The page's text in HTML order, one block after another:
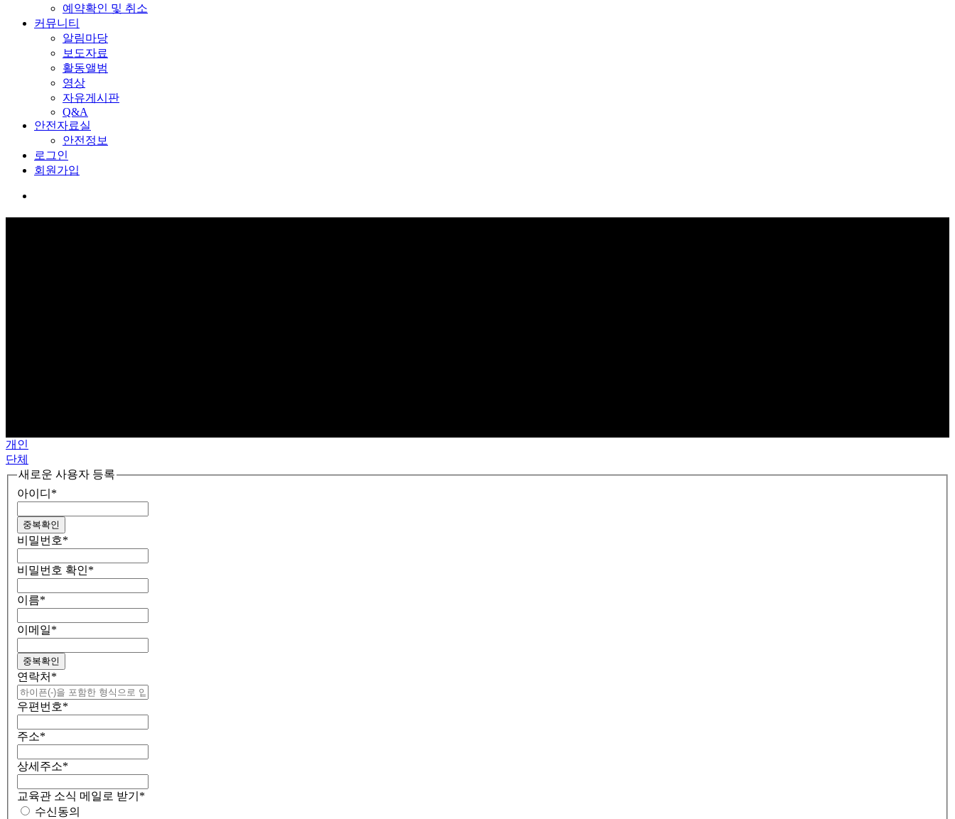
예약확인 및 취소
커뮤니티
알림마당
보도자료
활동앨범
영상
자유게시판
Q&A
안전자료실
안전정보
로그인
회원가입
개인
단체
새로운 사용자 등록
아이디 *
중복확인
비밀번호*
비밀번호 확인*
이름*
이메일*
중복확인
연락처 *
우편번호*
주소*
상세주소*
교육관 소식 메일로 받기 *
수신동의